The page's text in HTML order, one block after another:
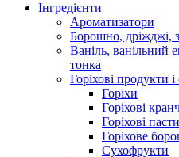
Інгредієнти
Ароматизатори
Борошно, дріжджі,
Ваніль, ванільний
тонка
Горіхові продукти
Горіхи
Горіхові
Горіхові пасти
Горіхове
Сухофрукти